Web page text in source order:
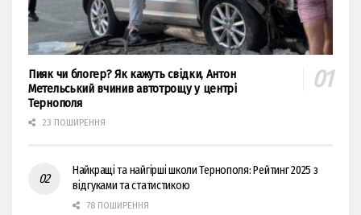
Пияк чи блогер? Як кажуть свідки, Антон
Метельський вчинив автотрощу у центрі
Тернополя
23 ПОШИРЕННЯ
Найкращі та найгірші школи Тернополя: Рейтинг 2025 з
відгуками та статистикою
78 ПОШИРЕННЯ